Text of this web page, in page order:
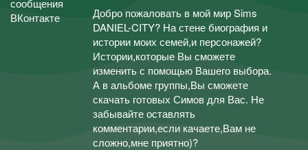
Добро пожаловать в мой мир Sims
DANIEL-CITY? На стене биография и
истории моих семей,и персонажей?
Истории,которые Вы сможете
изменить с помощью Вашего выбора.
А в альбоме группы,Вы сможете
скачать готовых Симов для Вас. Не
забывайте оставлять
комментарии,если качаете,Вам не
сложно,мне приятно)?